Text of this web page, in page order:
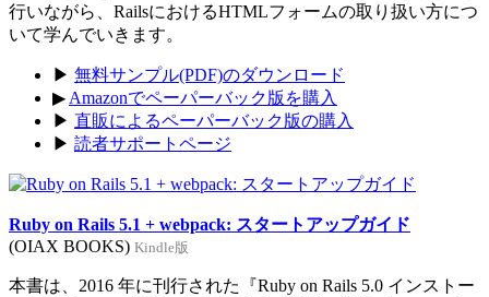
行いながら、RailsにおけるHTMLフォームの取り扱い方につ
いて学んでいきます。
▶ 無料サンプル(PDF)のダウンロード
▶ Amazonでペーパーバック版を購入
▶ 直販によるペーパーバック版の購入
▶ 読者サポートページ
Ruby on Rails 5.1 + webpack: スタートアップガイド
(OIAX BOOKS) Kindle版
本書は、2016 年に刊行された『Ruby on Rails 5.0 インストー